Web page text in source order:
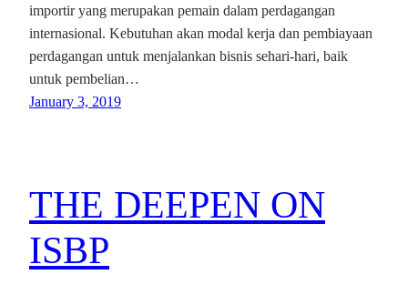
importir yang merupakan pemain dalam perdagangan
internasional. Kebutuhan akan modal kerja dan pembiayaan
perdagangan untuk menjalankan bisnis sehari-hari, baik
untuk pembelian…
January 3, 2019
THE DEEPEN ON
ISBP